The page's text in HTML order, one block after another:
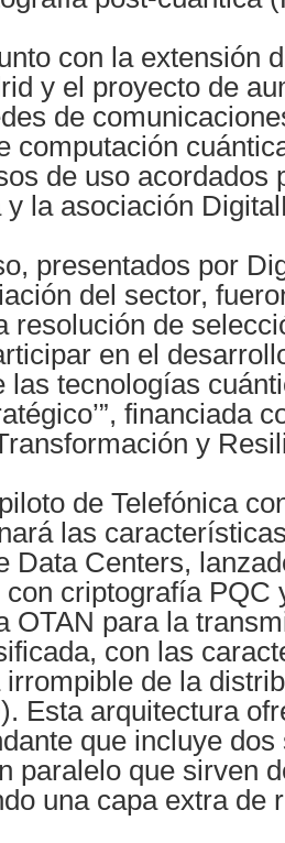
con la extensión
y el proyecto de
de
computación
de uso acordados
y la asociación
presentados por
del sector,
resolución de
en el
las tecnologías
financiada
y
de Telefónica
las
Data Centers,
criptografía PQC
OTAN para la
con las
de la
Esta arquitectura
que incluye dos
paralelo que sirven
una capa extra de